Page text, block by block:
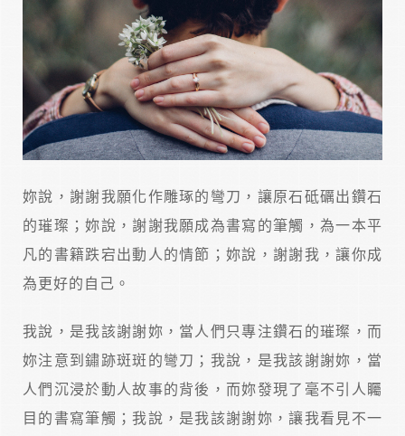
妳說，謝謝我願化作雕琢的彎刀，讓原石砥礪出鑽石
的璀璨；妳說，謝謝我願成為書寫的筆觸，為一本平
凡的書籍跌宕出動人的情節；妳說，謝謝我，讓你成
為更好的自己。
我說，是我該謝謝妳，當人們只專注鑽石的璀璨，而
妳注意到鏽跡斑斑的彎刀；我說，是我該謝謝妳，當
人們沉浸於動人故事的背後，而妳發現了毫不引人矚
目的書寫筆觸；我說，是我該謝謝妳，讓我看見不一